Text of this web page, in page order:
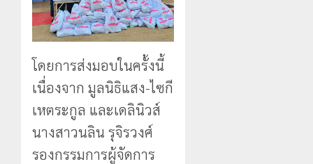
โดยการส่งมอบในครั้งนี้
เนื่องจาก มูลนิธิแสง-ไซกี
เหตระกูล และเดลินิวส์
นางสาวนลิน รุจิรวงศ์
รองกรรมการผู้จัดการ